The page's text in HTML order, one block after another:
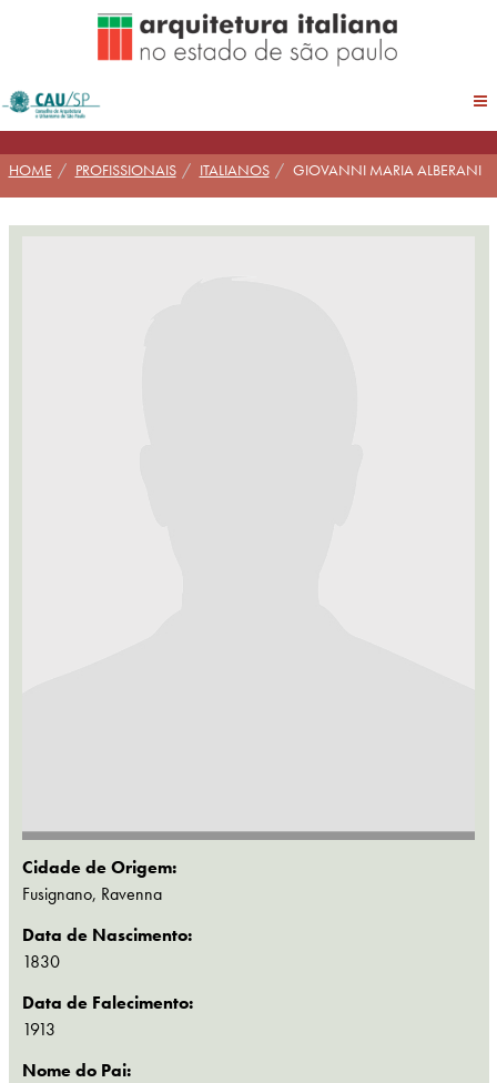
HOME PROFISSIONAIS ITALIANOS GIOVANNI MARIA ALBERANI
Cidade de Origem:
Fusignano, Ravenna
Data de Nascimento:
1830
Data de Falecimento:
1913
Nome do Pai: